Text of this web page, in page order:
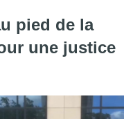
pied de la
une justice